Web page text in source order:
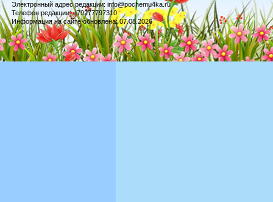
Электронный адрес редакции: info@pochemu4ka.ru
Телефон редакции: +79277797310
Информация на сайте обновлена: 07.08.2026